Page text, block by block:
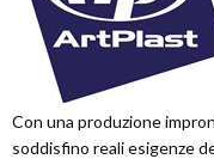
Con una produzione
soddisfino reali esigenze